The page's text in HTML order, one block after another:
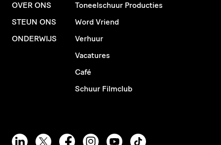
OVER ONS
STEUN ONS
ONDERWIJS
Toneelschuur Producties
Word Vriend
Verhuur
Vacatures
Café
Schuur Filmclub